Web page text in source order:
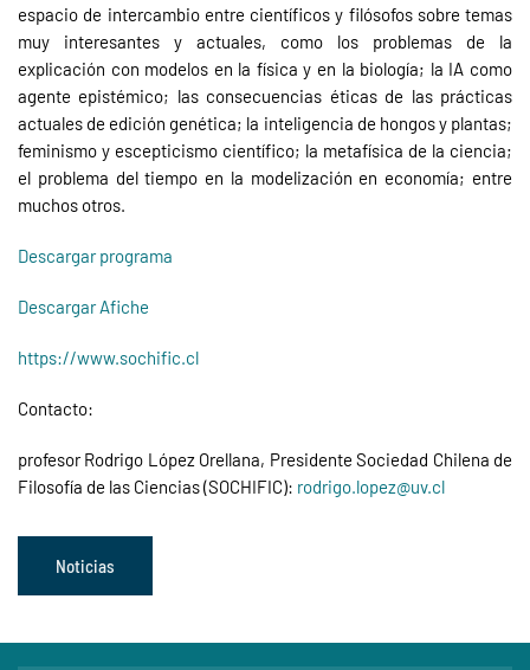
espacio de intercambio entre científicos y filósofos sobre temas
muy interesantes y actuales, como los problemas de la
explicación con modelos en la física y en la biología; la IA como
agente epistémico; las consecuencias éticas de las prácticas
actuales de edición genética; la inteligencia de hongos y plantas;
feminismo y escepticismo científico; la metafísica de la ciencia;
el problema del tiempo en la modelización en economía; entre
muchos otros.
Descargar programa
Descargar Afiche
https://www.sochific.cl
Contacto:
profesor Rodrigo López Orellana, Presidente Sociedad Chilena de
Filosofía de las Ciencias (SOCHIFIC): rodrigo.lopez@uv.cl
Noticias